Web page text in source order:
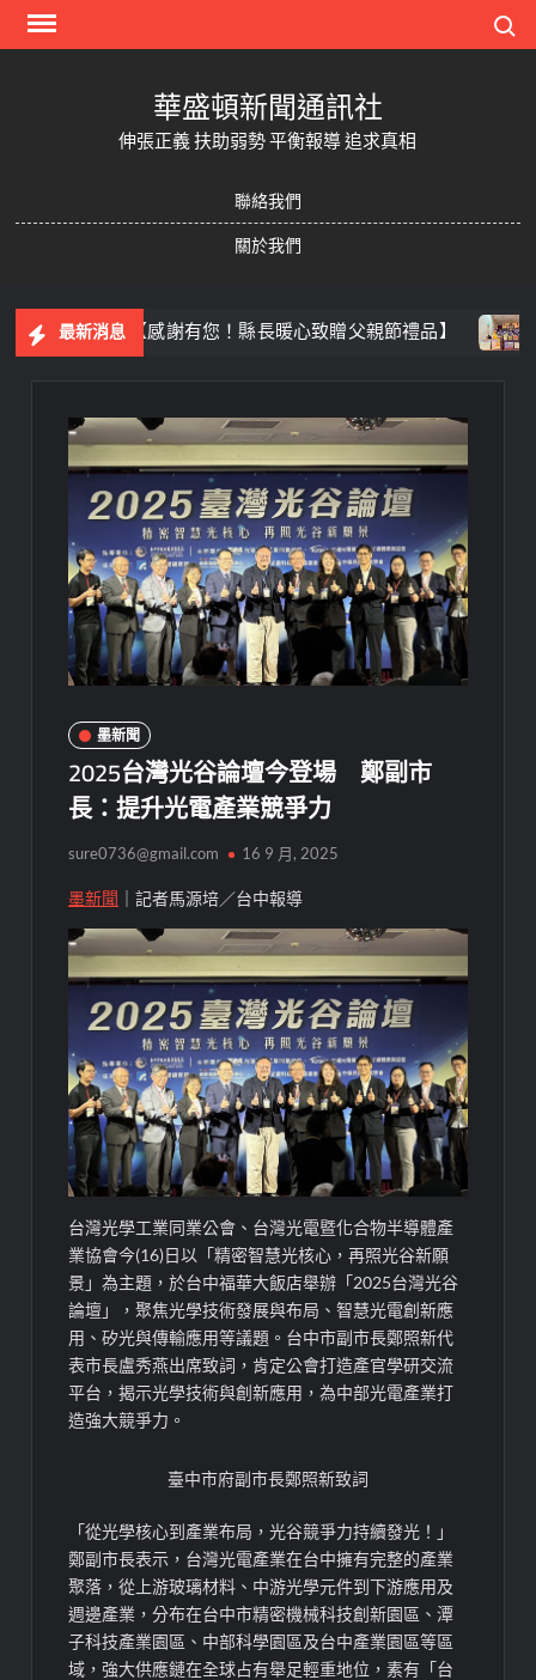
Skip
華盛頓新聞通訊社
伸張正義 扶助弱勢 平衡報導 追求真相
聯絡我們
關於我們
最新消息
【感謝有您！縣長暖心致贈父親節禮品】 中市
墨新聞
2025台灣光谷論壇今登場 鄭副市
長：提升光電產業競爭力
sure0736@gmail.com 16 9 月, 2025
墨新聞 ｜記者馬源培／台中報導
台灣光學工業同業公會、台灣光電暨化合物半導體產
業協會今(16)日以「精密智慧光核心，再照光谷新願
景」為主題，於台中福華大飯店舉辦「2025台灣光谷
論壇」，聚焦光學技術發展與布局、智慧光電創新應
用、矽光與傳輸應用等議題。台中市副市長鄭照新代
表市長盧秀燕出席致詞，肯定公會打造產官學研交流
平台，揭示光學技術與創新應用，為中部光電產業打
造強大競爭力。
臺中市府副市長鄭照新致詞
「從光學核心到產業布局，光谷競爭力持續發光！」
鄭副市長表示，台灣光電產業在台中擁有完整的產業
聚落，從上游玻璃材料、中游光學元件到下游應用及
週邊產業，分布在台中市精密機械科技創新園區、潭
子科技產業園區、中部科學園區及台中產業園區等區
域，強大供應鏈在全球占有舉足輕重地位，素有「台